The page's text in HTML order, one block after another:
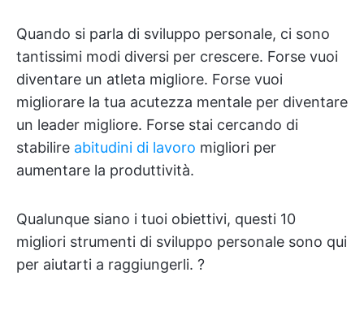
Quando si parla di sviluppo personale, ci sono
tantissimi modi diversi per crescere. Forse vuoi
diventare un atleta migliore. Forse vuoi
migliorare la tua acutezza mentale per diventare
un leader migliore. Forse stai cercando di
stabilire abitudini di lavoro migliori per
aumentare la produttività.
Qualunque siano i tuoi obiettivi, questi 10
migliori strumenti di sviluppo personale sono qui
per aiutarti a raggiungerli. ?